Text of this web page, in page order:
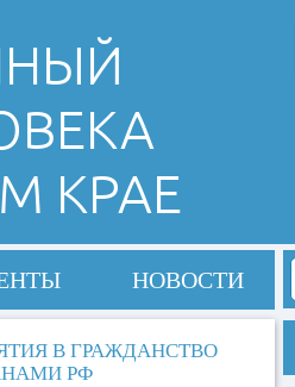
КРАЕ
НОВОСТИ
В ГРАЖДАНСТВО
РФ